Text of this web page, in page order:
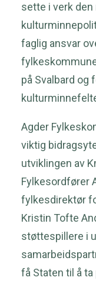
sette i verk den
faglig ansvar
på Svalbard og
Agder
viktig
utviklingen av
Fylkesordfører
fylkesdirektør
Kristin Tofte
støttespillere i
få Staten til å